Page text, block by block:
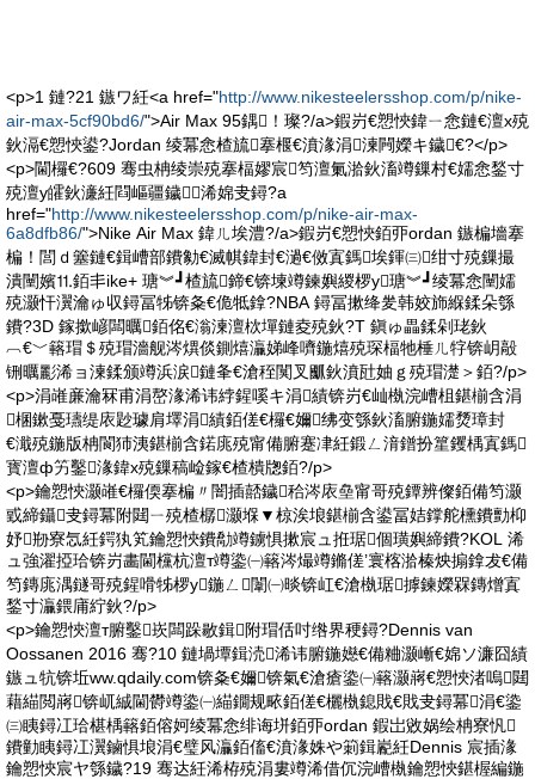
<p>1 鏈?21 鏃ワ紝<a href="http://www.nikesteelersshop.com/p/nike-
air-max-5cf90bd6/">Air Max 95鍝！璨?/a>鍜岃€愬悏鍏ㄧ悆鏈€澶х殑
鈥滆€愬悏鍙?Jordan 绫冪悆楂旈搴椻€濆湪涓湅闁嬫キ鐬€?</p>
<p>閫欏€?609 骞虫柟绫崇殑搴楅嫪宸笉澶氭湁鈥滀竴鏁村€嬬悆鍫寸
殑澶у皬鈥濓紝閰嶇疆鐬浠婂叏鐞?a
href="http://www.nikesteelersshop.com/p/nike-air-max-
6a8dfb86/">Nike Air Max 鍏ㄦ埃澧?/a>鍜岃€愬悏銆丣ordan 鏃楄墻搴
楄！閭ｄ簺鏈€鍓嶆部鐨勨€滅帺鍏封€濄€傚寘鎷埃鍕㈢绀寸殑鏁撮
潰闉嬪⒒銆丯ike+ 瑭︾┛楂旈鍗€锛堜竴鍊嬩緵椤у瑭︾┛绫冪悆闉嬬
殑灏忓瀷瀹ゅ収鐞冨牬锛夈€佹牴鎿?NBA 鐞冨摗绛夎韩姣斾緥鍒朵綔
鐨?3D 鎵撳嵃闆曞銆佲€滃湅澶栨墠鏈夌殑鈥?T 鎭ゅ畾鍒剁珯鈥
︹€﹀簵瑁＄殑瑁濇舰涔熼倓鍘熺灜娣峰嚌鍦熺殑琛楅牠棰ㄦ牸锛岄毃
铏曞彲浠ョ湅鍒颁竴浜涙鏈夆€滄秷闃叉爴鈥濆瓧妯ｇ殑瑁濋＞銆?/p>
<p>涓嶉亷瀹冧甫涓嶅湪浠讳綍鍟嗘キ涓績锛岃€屾槸浣嶆柤鍖椾含涓
棞鏉戞瓙缇庡尟璩肩墿涓績銆傞€欏€嬭绋变綔鈥滀腑鍦嬬熃璋封
€濈殑鍦版柟閬犻洟鍖椾含鍩庣殑甯備腑蹇冿紝鍛ㄥ湇鐠扮篂钁楀寘鎷
寳澶ф竻鑿湪鍏х殑鏁稿崄鎵€楂樻牎銆?/p>
<p>鑰愬悏灏嶉€欏偄搴楄〃闇插嚭鐬秴涔庡皨甯哥殑鐔辨儏銆備笉灏
戜締鑷叏鐞冪附閮ㄧ殑楂樼灏堢▼椋涘埌鍖椾含鍙冨姞鐣舵櫄鐨勯枊
妤剙寮忥紝鍔犱笂鑰愬悏鐨勪竴鐪惧摗宸ュ拰琚個璜嬩締鐨?KOL 浠
ュ強濯掗珨锛岃畵閫欓杭澶т竴鍌㈠簵涔熶竴鏅傞’寰楁湁榛炴搧鎿犮€備
笉鏄庣湡鐩哥殑鍟嗗牬椤у鍦ㄥ闈㈠晱锛屸€滄槸琚摢鍊嬫槑鏄熷寘
鍫寸灜鍡庯紵鈥?/p>
<p>鑰愬悏澶т腑鑿崁闆跺敭鍓附瑁佸吋绺界稉鐞?Dennis van
Oossanen 2016 骞?10 鏈堝墰鍓涜浠讳腑鍦嬨€備粬灏嶃€婂ソ濂囧績
鏃ュ牨锛坵ww.qdaily.com锛夈€嬭锛氣€滄瘡鍌㈠簵灏嶈€愬悏渚嗚閮
藉緢閲嶈锛屼絾閫欎竴鍌㈠緢鐗规畩銆傞€欐槸鎴戝€戝叏鐞冪涓€鍌
㈢眱鐞冮珨椹楀簵銆傛妸绫冪悆绯诲垪銆丣ordan 鍜岀敓娲绘柟寮忛
鐨勭眱鐞冮瀷鏀惧埌涓€璧风灜銆傗€濆湪姝や箣鍓嶏紝Dennis 宸插湪
鑰愬悏宸ヤ綔鐬?19 骞达紝浠栫殑涓婁竴浠借伔浣嶆槸鑰愬悏鍖楃編鍦